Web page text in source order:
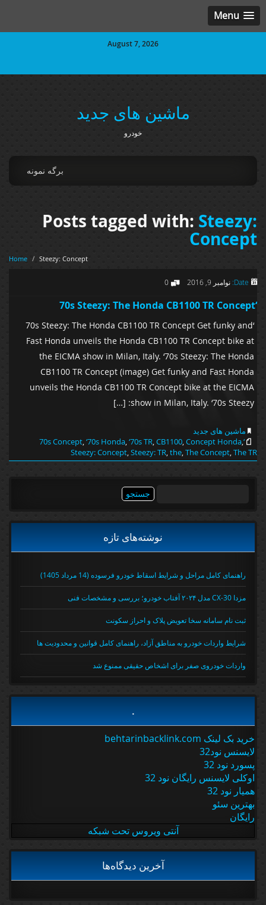
Menu
August 7, 2026
ماشین های جدید
خودرو
برگه نمونه
Posts tagged with:Steezy:
Concept
Home / Steezy: Concept
Date: نوامبر 9, 2016 0
‘70s Steezy: The Honda CB1100 TR Concept Get funky and
Fast Honda unveils the Honda CB1100 TR Concept bike at
the EICMA show in Milan, Italy. ‘70s Steezy: The Honda
CB1100 TR Concept (image) Get funky and Fast Honda
unveils the Honda CB1100 TR Concept bike at the EICMA
show in Milan, Italy. ‘70s Steezy: […]
ماشین های جدید
,‘70s Honda,‘70s TR,CB1100,Concept Honda,
Steezy: Concept,Steezy: TR,the,The Concept,The TR
نوشته‌های تازه
راهنمای کامل مراحل و شرایط اسقاط خودرو فرسوده (14 مرداد 1405)
مزدا CX-30 مدل ۲۰۲۴ آفتاب خودرو؛ بررسی و مشخصات فنی
ثبت نام سامانه سخا تعویض پلاک و احراز سکونت
شرایط واردات خودرو به مناطق آزاد، راهنمای کامل قوانین و محدودیت ها
واردات خودروی صفر برای اشخاص حقیقی ممنوع شد
خرید بک لینک behtarinbacklink.com
لایسنس نود32
پسورد نود 32
اوکلی لایسنس رایگان نود 32
همیار نود 32
بهترین سئو
رایگان
آنتی ویروس تحت شبکه
آخرین دیدگاه‌ها